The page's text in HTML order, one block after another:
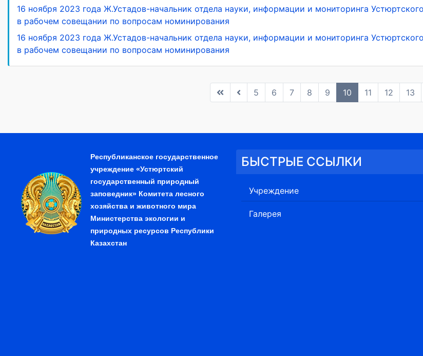
16 ноября 2023 года Ж.Устадов-начальник отдела науки, информации и мониторинга
в рабочем совещании по вопросам номинирования
16 ноября 2023 года Ж.Устадов-начальник отдела науки, информации и мониторинга
в рабочем совещании по вопросам номинирования
5 6 7 8 9 10 11 12 13
Республиканское государственное
учреждение «Устюртский
государственный природный
заповедник» Комитета лесного
хозяйства и животного мира
Министерства экологии и
природных ресурсов Республики
Казахстан
БЫСТРЫЕ ССЫЛКИ
Учреждение
Галерея